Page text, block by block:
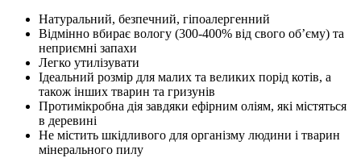
Натуральний, безпечний, гіпоалергенний
Відмінно вбирає вологу (300-400% від свого об’єму) та
неприємні запахи
Легко утилізувати
Ідеальний розмір для малих та великих порід котів, а
також інших тварин та гризунів
Протимікробна дія завдяки ефірним оліям, які містяться
в деревині
Не містить шкідливого для організму людини і тварин
мінерального пилу